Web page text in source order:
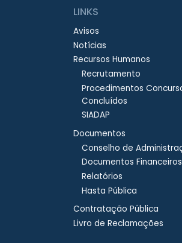
LINKS
Avisos
Notícias
Recursos Humanos
Recrutamento
Procedimentos
Concluídos
SIADAP
Documentos
Conselho de
Documentos Financeiros
Relatórios
Hasta Pública
Contratação Pública
Livro de Reclamações